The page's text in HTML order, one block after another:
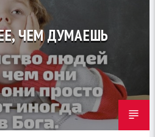
ЧЕМ ДУМАЕШЬ